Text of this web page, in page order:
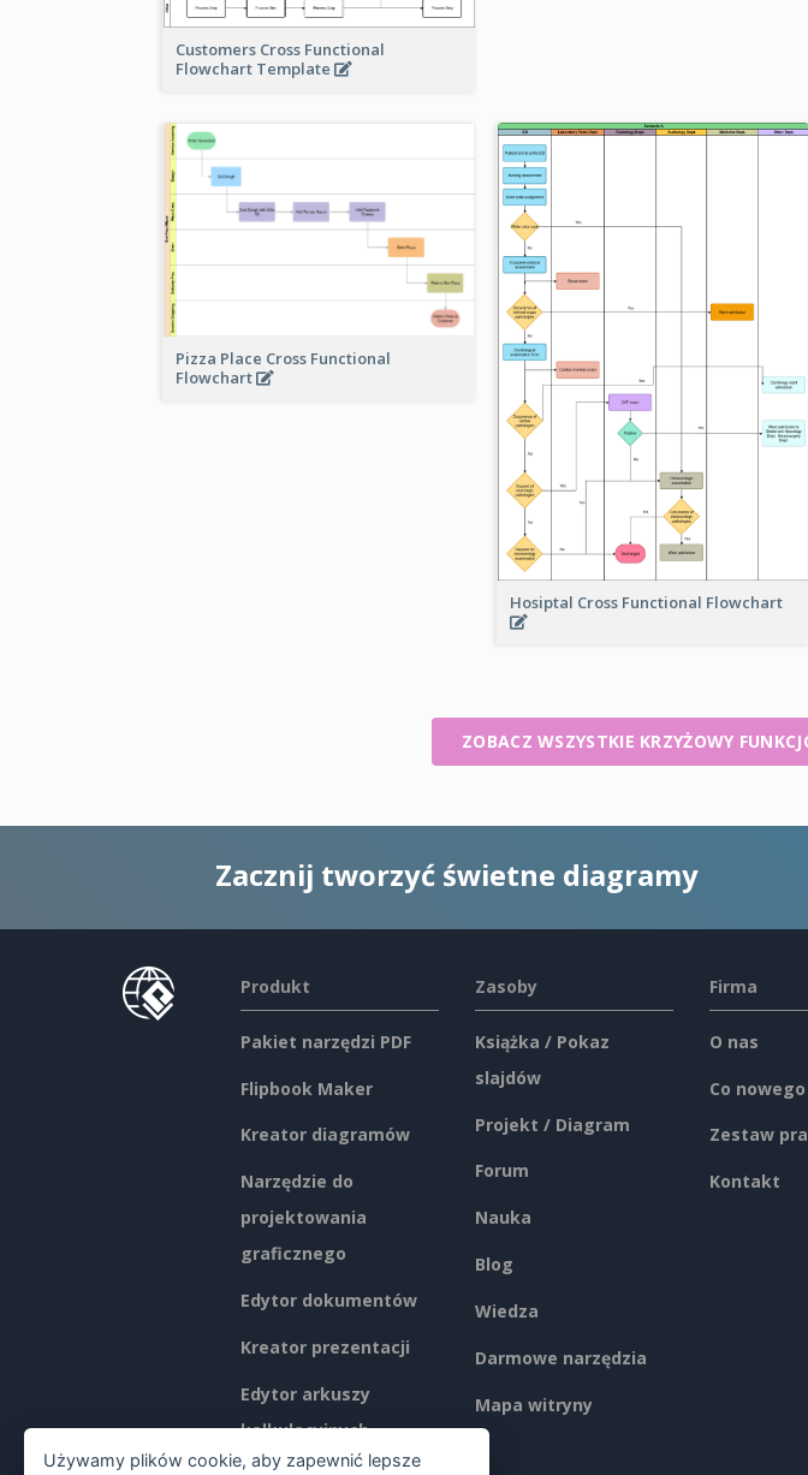
Customers Cross Functional
Flowchart Template
Pizza Place Cross Functional
Flowchart
Hosiptal Cross Functional Flowchart
ZOBACZ WSZYSTKIE KRZYŻOWY
Zacznij tworzyć świetne diagramy
Produkt
Pakiet narzędzi PDF
Flipbook Maker
Kreator diagramów
Narzędzie do
projektowania
graficznego
Edytor dokumentów
Kreator prezentacji
Edytor arkuszy
kalkulacyjnych
Zasoby
Książka / Pokaz
slajdów
Projekt / Diagram
Forum
Nauka
Blog
Wiedza
Darmowe narzędzia
Mapa witryny
Firma
O nas
Co nowego
Zestaw
Kontakt
Używamy plików cookie, aby zapewnić lepsze